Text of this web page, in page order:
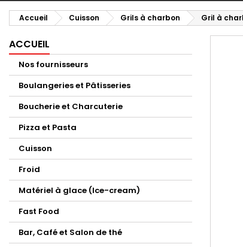
Accueil Cuisson Grils à charbon Gril à
ACCUEIL
Nos fournisseurs
Boulangeries et Pâtisseries
Boucherie et Charcuterie
Pizza et Pasta
Cuisson
Froid
Matériel à glace (Ice-cream)
Fast Food
Bar, Café et Salon de thé